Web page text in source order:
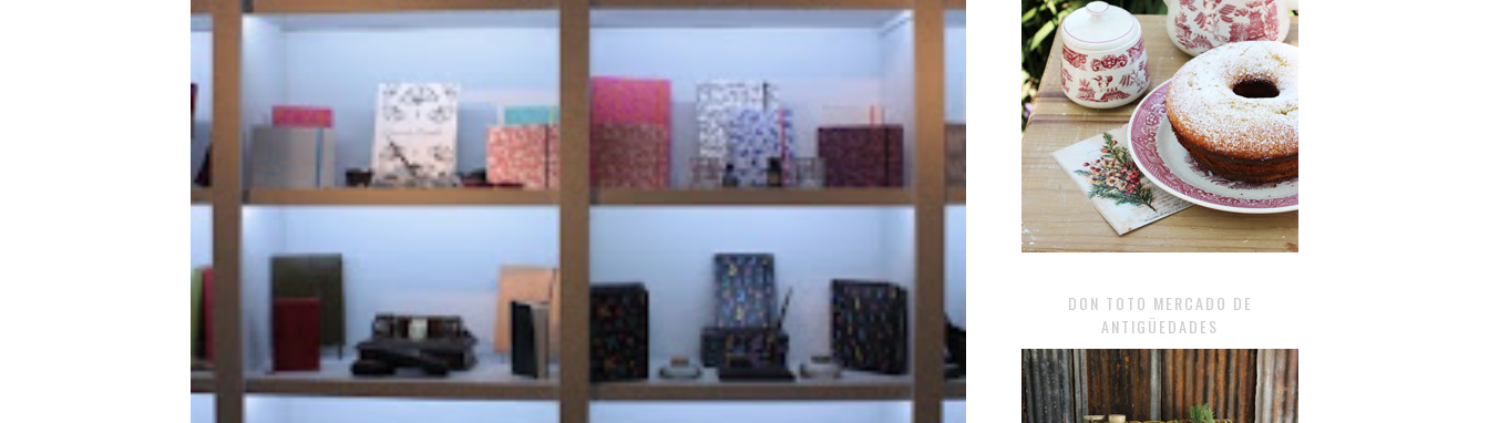
DON TOTO MERCADO DE
ANTIGÜEDADES